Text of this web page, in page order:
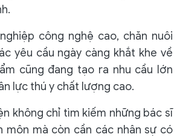
công nghệ cao, chăn nuôi
yêu cầu ngày càng khắt khe về
cũng đang tạo ra nhu cầu lớn
lực thú y chất lượng cao.
không chỉ tìm kiếm những bác sĩ
môn mà còn cần các nhân sự có